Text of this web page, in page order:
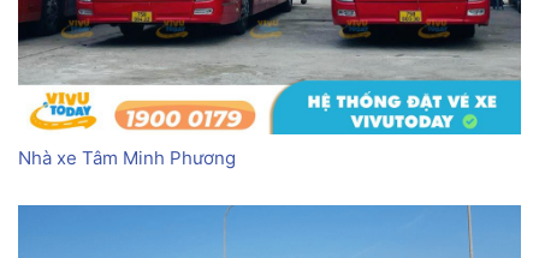
Nhà xe Tâm Minh Phương